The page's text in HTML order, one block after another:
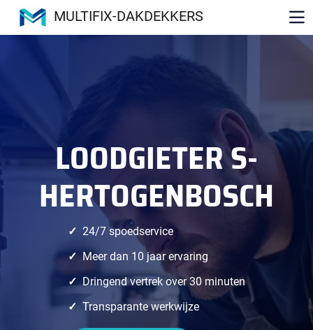
MULTIFIX-DAKDEKKERS
LOODGIETER S-
HERTOGENBOSCH
24/7 spoedservice
Meer dan 10 jaar ervaring
Dringend vertrek over 30 minuten
Transparante werkwijze